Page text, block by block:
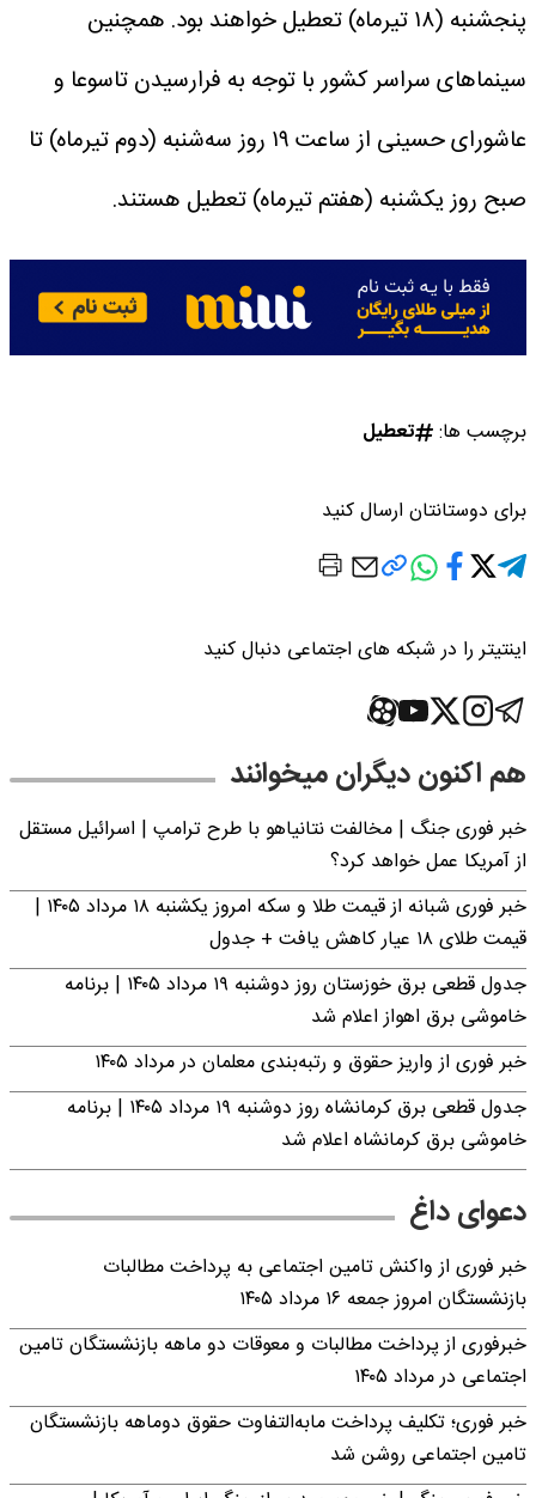
پنجشنبه (۱۸ تیرماه) تعطیل خواهند بود.
همچنین
سینماهای سراسر کشور با توجه به فرارسیدن تاسوعا و
عاشورای حسینی از ساعت ۱۹ روز سه‌شنبه (دوم تیرماه) تا
صبح روز یکشنبه (هفتم تیرماه) تعطیل هستند.
برچسب ها: تعطیل
برای دوستانتان ارسال کنید
اینتیتر را در شبکه های اجتماعی دنبال کنید
هم اکنون دیگران میخوانند
خبر فوری جنگ | مخالفت نتانیاهو با طرح ترامپ | اسرائیل مستقل
از آمریکا عمل خواهد کرد؟
خبر فوری شبانه از قیمت طلا و سکه امروز یکشنبه ۱۸ مرداد ۱۴۰۵ |
قیمت طلای ۱۸ عیار کاهش یافت + جدول
جدول قطعی برق خوزستان روز دوشنبه ۱۹ مرداد ۱۴۰۵ | برنامه
خاموشی برق اهواز اعلام شد
خبر فوری از واریز حقوق و رتبه‌بندی معلمان در مرداد ۱۴۰۵
جدول قطعی برق کرمانشاه روز دوشنبه ۱۹ مرداد ۱۴۰۵ | برنامه
خاموشی برق کرمانشاه اعلام شد
دعوای داغ
خبر فوری از واکنش تامین اجتماعی به پرداخت مطالبات
بازنشستگان امروز جمعه ۱۶ مرداد ۱۴۰۵
خبرفوری از پرداخت مطالبات و معوقات دو ماهه بازنشستگان تامین
اجتماعی در مرداد ۱۴۰۵
خبر فوری؛ تکلیف پرداخت مابه‌التفاوت حقوق دوماهه بازنشستگان
تامین اجتماعی روشن شد